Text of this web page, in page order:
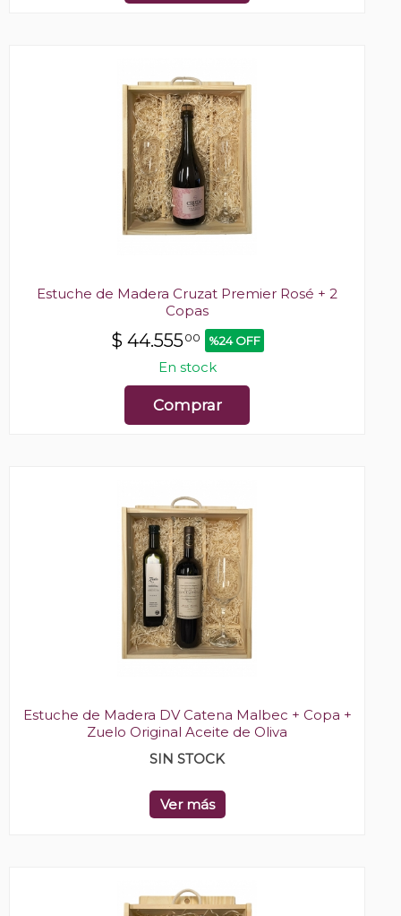
Estuche de Madera Cruzat Premier Rosé + 2
Copas
$ 44.55500 %24 OFF
En stock
Comprar
Estuche de Madera DV Catena Malbec + Copa +
Zuelo Original Aceite de Oliva
SIN STOCK
Ver más